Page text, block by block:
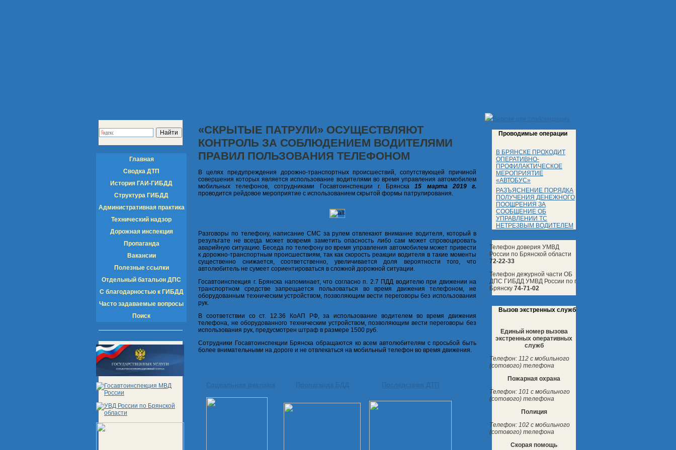
Главная
Сводка ДТП
История ГАИ-ГИБДД
Структура ГИБДД
Административная практика
Технический надзор
Дорожная инспекция
Пропаганда
Вакансии
Полезные ссылки
Отдельный батальон ДПС
С благодарностью к ГИБДД
Часто задаваемые вопросы
Поиск
«СКРЫТЫЕ ПАТРУЛИ» ОСУЩЕСТВЛЯЮТ
КОНТРОЛЬ ЗА СОБЛЮДЕНИЕМ ВОДИТЕЛЯМИ
ПРАВИЛ ПОЛЬЗОВАНИЯ ТЕЛЕФОНОМ
В целях предупреждения дорожно-транспортных происшествий, сопутствующей причиной
совершения которых является использование водителями во время управления автомобилем
мобильных телефонов, сотрудниками Госавтоинспекции г. Брянска15 марта 2019 г.
проводится рейдовое мероприятие с использованием скрытой формы патрулирования.
Разговоры по телефону, написание СМС за рулем отвлекают внимание водителя, который в
результате не всегда может вовремя заметить опасность либо сам может спровоцировать
аварийную ситуацию. Беседа по телефону во время управления автомобилем может привести
к дорожно-транспортным происшествиям, так как скорость реакции водителя в такие моменты
существенно снижается, соответственно, увеличивается доля вероятности того, что
автолюбитель не сумеет сориентироваться в сложной дорожной ситуации.
Госавтоинспекция г. Брянска напоминает, что согласно п. 2.7 ПДД водителю при движении на
транспортном средстве запрещается пользоваться во время движения телефоном, не
оборудованным техническим устройством, позволяющим вести переговоры без использования
рук.
В соответствии со ст. 12.36 КоАП РФ, за использование водителем во время движения
телефона, не оборудованного техническим устройством, позволяющим вести переговоры без
использования рук, предусмотрен штраф в размере 1500 руб.
Сотрудники Госавтоинспекции Брянска обращаются ко всем автолюбителям с просьбой быть
более внимательными на дороге и не отвлекаться на мобильный телефон во время движения.
Проводимые операции
В БРЯНСКЕ ПРОХОДИТ
ОПЕРАТИВНО-
ПРОФИЛАКТИЧЕСКОЕ
МЕРОПРИЯТИЕ
«АВТОБУС»
РАЗЪЯСНЕНИЕ ПОРЯДКА
ПОЛУЧЕНИЯ ДЕНЕЖНОГО
ПООЩРЕНИЯ ЗА
СООБЩЕНИЕ ОБ
УПРАВЛЕНИИ ТС
НЕТРЕЗВЫМ ВОДИТЕЛЕМ
Телефон доверия УМВД
России по Брянской области
72-22-33
Телефон дежурной части ОБ
ДПС ГИБДД УМВД России по г.
Брянску 74-71-02
Вызов экстренных служб
Единый номер вызова
экстренных оперативных
служб
Телефон: 112 с мобильного
(сотового) телефона
Пожарная охрана
Телефон: 101 с мобильного
(сотового) телефона
Полиция
Телефон: 102 с мобильного
(сотового) телефона
Скорая помощь